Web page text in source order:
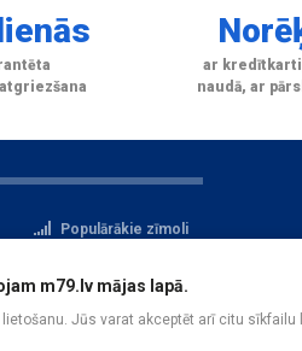
ar
naudā, ar
Populārākie zīmoli
Reģistrācija
m79.lv mājas lapā.
Jūs varat akceptēt arī citu sīkfailu